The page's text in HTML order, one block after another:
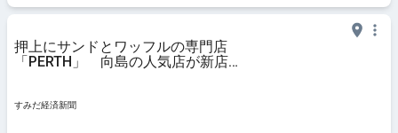
押上にサンドとワッフルの専門店
「PERTH」 向島の人気店が新店
すみだ経済新聞